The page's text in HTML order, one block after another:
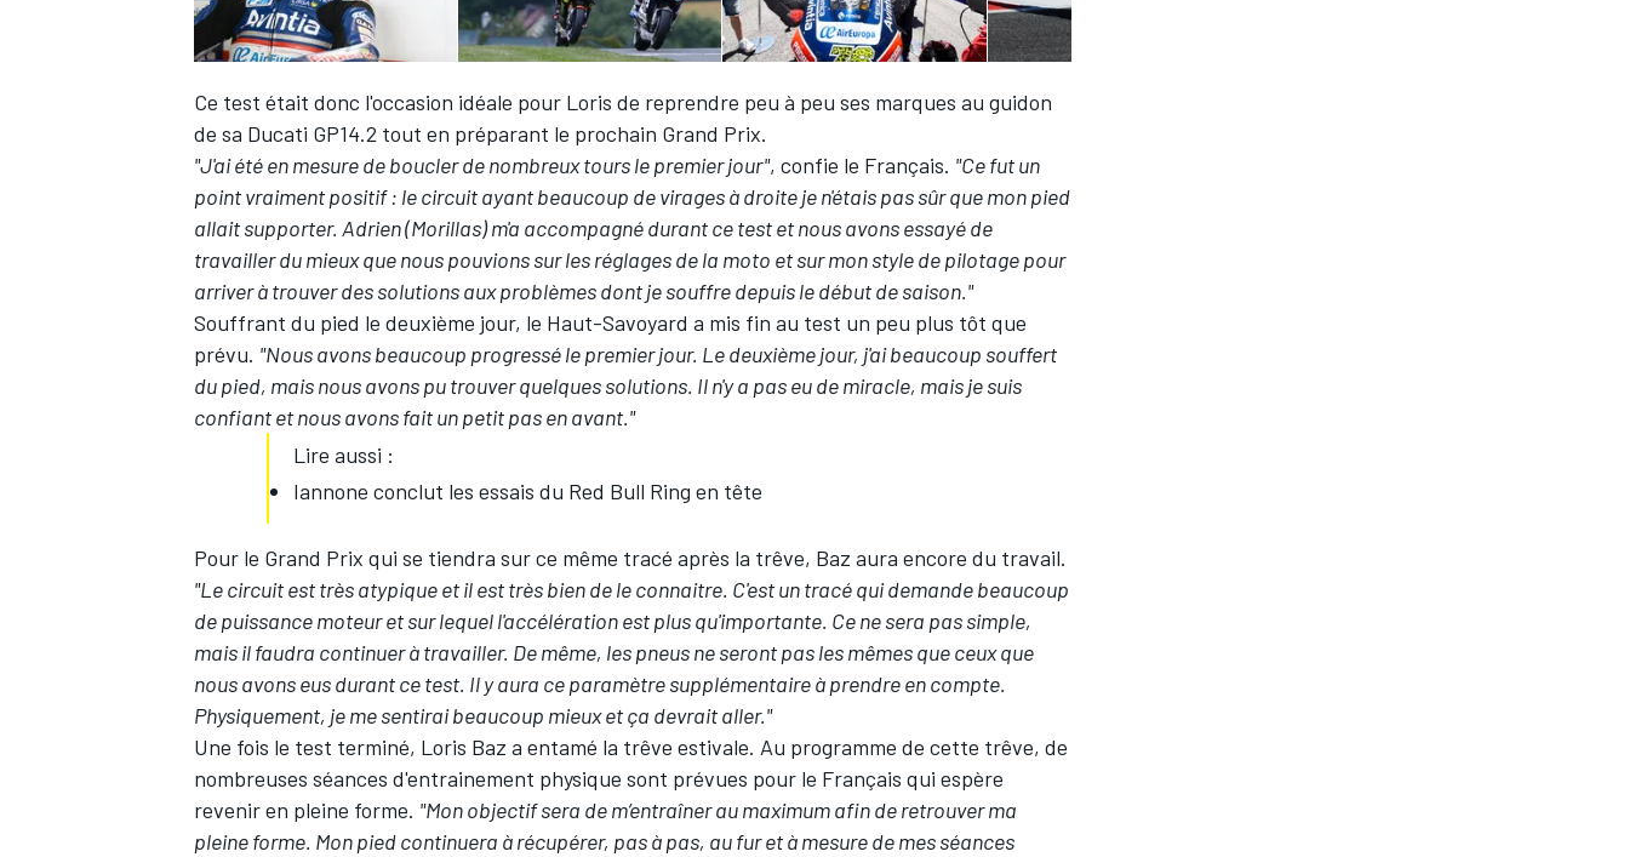
Ce test était donc l'occasion idéale pour Loris de reprendre peu à peu ses marques au guidon
de sa Ducati GP14.2 tout en préparant le prochain Grand Prix.
"J'ai été en mesure de boucler de nombreux tours le premier jour", confie le Français. "Ce fut un
point vraiment positif : le circuit ayant beaucoup de virages à droite je n'étais pas sûr que mon pied
allait supporter. Adrien (Morillas) m'a accompagné durant ce test et nous avons essayé de
travailler du mieux que nous pouvions sur les réglages de la moto et sur mon style de pilotage pour
arriver à trouver des solutions aux problèmes dont je souffre depuis le début de saison."
Souffrant du pied le deuxième jour, le Haut-Savoyard a mis fin au test un peu plus tôt que
prévu. "Nous avons beaucoup progressé le premier jour. Le deuxième jour, j'ai beaucoup souffert
du pied, mais nous avons pu trouver quelques solutions. Il n'y a pas eu de miracle, mais je suis
confiant et nous avons fait un petit pas en avant."
Lire aussi :
Iannone conclut les essais du Red Bull Ring en tête
Pour le Grand Prix qui se tiendra sur ce même tracé après la trêve, Baz aura encore du travail.
"Le circuit est très atypique et il est très bien de le connaitre. C'est un tracé qui demande beaucoup
de puissance moteur et sur lequel l'accélération est plus qu'importante. Ce ne sera pas simple,
mais il faudra continuer à travailler. De même, les pneus ne seront pas les mêmes que ceux que
nous avons eus durant ce test. Il y aura ce paramètre supplémentaire à prendre en compte.
Physiquement, je me sentirai beaucoup mieux et ça devrait aller."
Une fois le test terminé, Loris Baz a entamé la trêve estivale. Au programme de cette trêve, de
nombreuses séances d'entrainement physique sont prévues pour le Français qui espère
revenir en pleine forme. "Mon objectif sera de m’entraîner au maximum afin de retrouver ma
pleine forme. Mon pied continuera à récupérer, pas à pas, au fur et à mesure de mes séances